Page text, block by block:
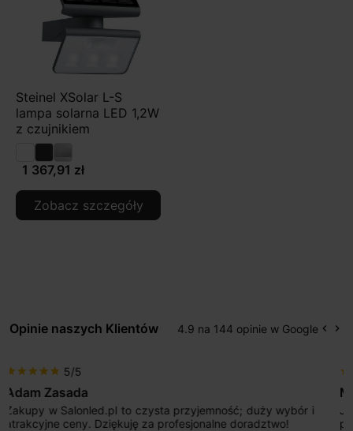
Steinel XSolar L-S
lampa solarna LED 1,2W
z czujnikiem
1 367,91 zł
Zobacz szczegóły
Opinie naszych Klientów 4.9 na 144 opinie w Google keyboard_arrow_left keyboard_arrow_right
starstarstarstarstar 5/5
Max777
Jestem bardzo zadowolony. Przede wszystkim od
początku uderzyło mnie profesjonalne podejście